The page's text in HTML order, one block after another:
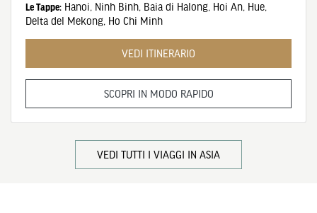
Le Tappe: Hanoi, Ninh Binh, Baia di Halong, Hoi An, Hue,
Delta del Mekong, Ho Chi Minh
VEDI ITINERARIO
SCOPRI IN MODO RAPIDO
VEDI TUTTI I VIAGGI IN ASIA